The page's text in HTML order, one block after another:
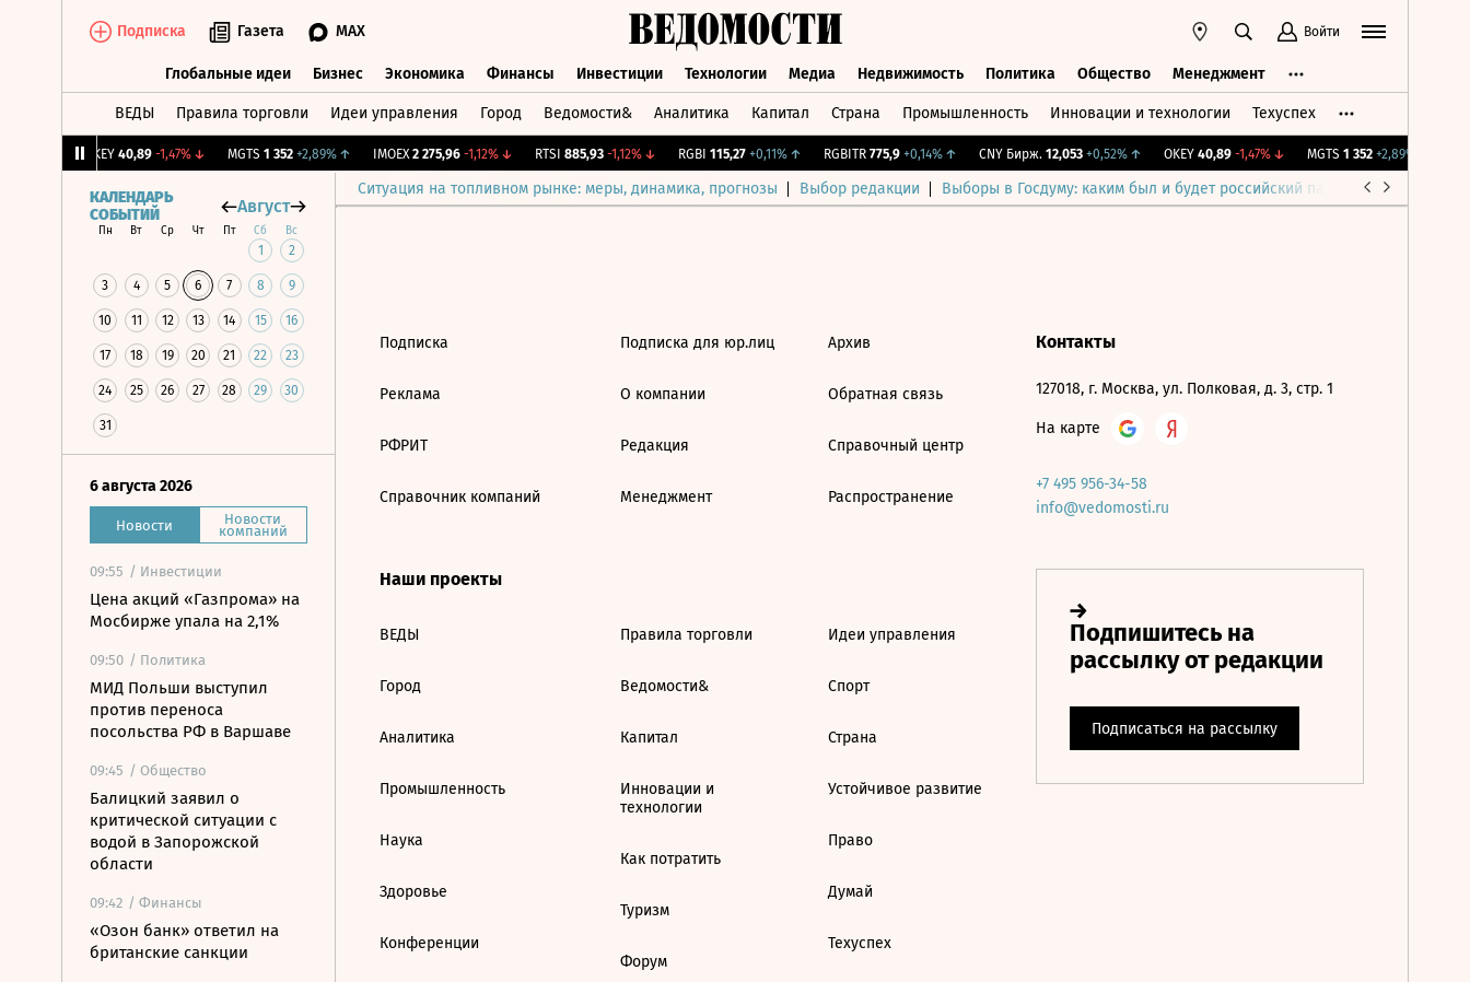
Подписка Газета MAX Войти
Глобальные идеи Бизнес Экономика Финансы Инвестиции Технологии Медиа Недвижимость Политика Общество Менеджмент
ВЕДЫ Правила торговли Идеи управления Город Ведомости& Аналитика Капитал Страна Промышленность Инновации и технологии Техуспех
OKEY 40,89 -1,47%↓ MGTS 1 352 +2,89%↑ IMOEX 2 275,96 -1,12%↓ RTSI 885,93 -1,12%↓ RGBI 115,27 +0,11%↑ RGBITR 775,9 +0,14%↑ CNY Бирж. 12,053 +0,52%↑ OKEY 40,89 -1,47%↓ MGTS 1 352 +2,89%
Ситуация на топливном рынке: меры, динамика, прогнозы Выбор редакции Выборы в Госдуму: каким был и будет российский парламент
КАЛЕНДАРЬ
СОБЫТИЙ
Август
Пн Вт Ср Чт Пт Сб Вс
1 2
3 4 5 6 7 8 9
10 11 12 13 14 15 16
17 18 19 20 21 22 23
24 25 26 27 28 29 30
31
6 августа 2026
Новости Новости
компаний
09:55 / Инвестиции
Цена акций «Газпрома» на
Мосбирже упала на 2,1%
09:50 / Политика
МИД Польши выступил
против переноса
посольства РФ в Варшаве
09:45 / Общество
Балицкий заявил о
критической ситуации с
водой в Запорожской
области
09:42 / Финансы
«Озон банк» ответил на
британские санкции
Подписка
Реклама
РФРИТ
Справочник компаний
Подписка для юр.лиц
О компании
Редакция
Менеджмент
Архив
Обратная связь
Справочный центр
Распространение
Наши проекты
ВЕДЫ
Город
Аналитика
Промышленность
Наука
Здоровье
Конференции
Правила торговли
Ведомости&
Капитал
Инновации и
технологии
Как потратить
Туризм
Форум
Идеи управления
Спорт
Страна
Устойчивое развитие
Право
Думай
Техуспех
Контакты
127018, г. Москва, ул. Полковая, д. 3, стр. 1
На карте
+7 495 956-34-58
info@vedomosti.ru